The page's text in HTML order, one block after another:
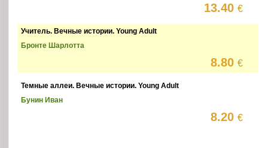
13.40€
Учитель. Вечные истории. Young Adult
Бронте Шарлотта
8.80€
Темные аллеи. Вечные истории. Young Adult
Бунин Иван
8.20€